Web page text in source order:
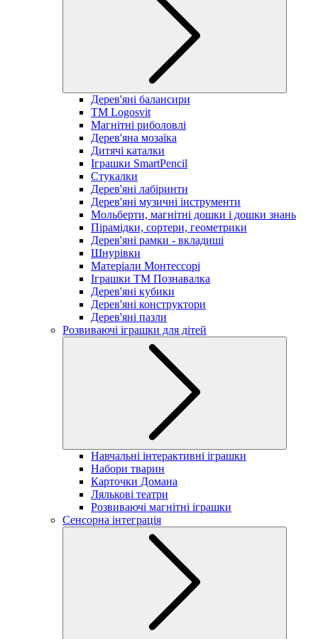
Дерев'яні балансири
TM Logosvit
Магнітні риболовлі
Дерев'яна мозаїка
Дитячі каталки
Іграшки SmartPencil
Стукалки
Дерев'яні лабіринти
Дерев'яні музичні інструменти
Мольберти, магнітні дошки і дошки знань
Пірамідки, сортери, геометрики
Дерев'яні рамки - вкладиші
Шнурівки
Матеріали Монтессорі
Іграшки ТМ Познавалка
Дерев'яні кубики
Дерев'яні конструктори
Дерев'яні пазли
Розвиваючі іграшки для дітей
Навчальні інтерактивні іграшки
Набори тварин
Карточки Домана
Лялькові театри
Розвиваючі магнітні іграшки
Сенсорна інтеграція